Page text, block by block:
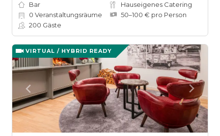
Bar
Hauseigenes Catering
0 Veranstaltungsräume
50–100 € pro Person
200 Gäste
VIRTUAL / HYBRID READY